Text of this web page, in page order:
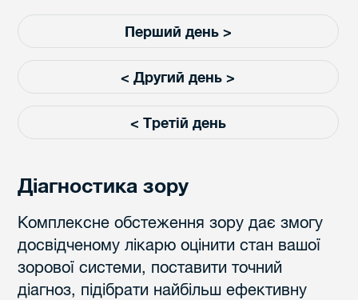
Перший день >
< Другий день >
< Третій день
Діагностика зору
Комплексне обстеження зору дає змогу
досвідченому лікарю оцінити стан вашої
зорової системи, поставити точний
діагноз, підібрати найбільш ефективну